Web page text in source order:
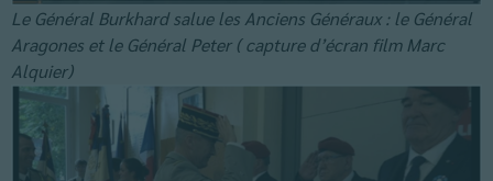
Le Général Burkhard salue les Anciens Généraux : le Général
Aragones et le Général Peter ( capture d’écran film Marc
Alquier)